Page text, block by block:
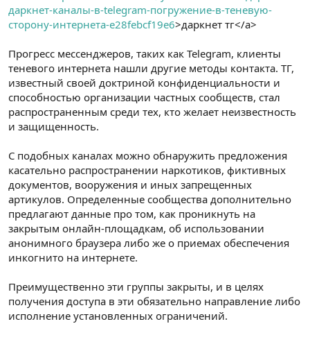
даркнет-каналы-в-telegram-погружение-в-теневую-
сторону-интернета-e28febcf19e6>даркнет тг</a>
Прогресс мессенджеров, таких как Telegram, клиенты
теневого интернета нашли другие методы контакта. ТГ,
известный своей доктриной конфиденциальности и
способностью организации частных сообществ, стал
распространенным среди тех, кто желает неизвестность
и защищенность.
С подобных каналах можно обнаружить предложения
касательно распространении наркотиков, фиктивных
документов, вооружения и иных запрещенных
артикулов. Определенные сообщества дополнительно
предлагают данные про том, как проникнуть на
закрытым онлайн-площадкам, об использовании
анонимного браузера либо же о приемах обеспечения
инкогнито на интернете.
Преимущественно эти группы закрыты, и в целях
получения доступа в эти обязательно направление либо
исполнение установленных ограничений.